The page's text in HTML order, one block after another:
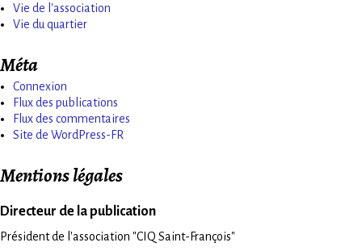
Vie de l'association
Vie du quartier
Méta
Connexion
Flux des publications
Flux des commentaires
Site de WordPress-FR
Mentions légales
Directeur de la publication
Président de l'association "CIQ Saint-François"